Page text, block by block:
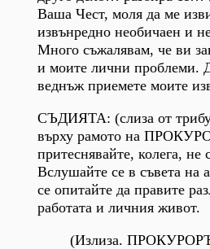
Ваша Чест, моля да ме
извънредно необичаен и
Много съжалявам, че ви
и моите лични проблеми.
веднъж приемете моите
СЪДИЯТА: (слиза от
върху рамото на
притеснявайте, колега, не
Вслушайте се в съвета на
се опитайте да правите
работата и личния живот.
(Излиза.